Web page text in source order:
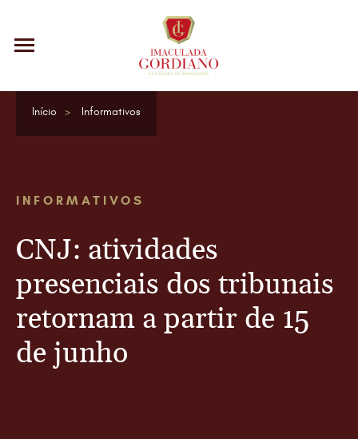
Início Informativos
INFORMATIVOS
CNJ: atividades
presenciais dos tribunais
retornam a partir de 15
de junho